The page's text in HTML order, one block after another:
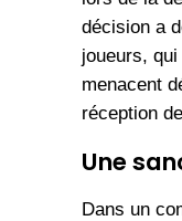
décision a
joueurs,
menacent
réception
Une
Dans un